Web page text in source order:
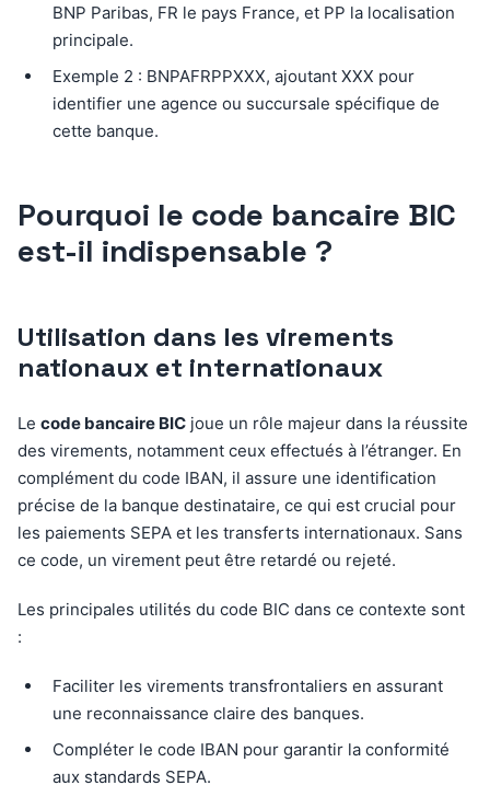
BNP Paribas, FR le pays France, et PP la localisation
principale.
Exemple 2 : BNPAFRPPXXX, ajoutant XXX pour
identifier une agence ou succursale spécifique de
cette banque.
Pourquoi le code bancaire BIC
est-il indispensable ?
Utilisation dans les virements
nationaux et internationaux
Le code bancaire BIC joue un rôle majeur dans la réussite
des virements, notamment ceux effectués à l’étranger. En
complément du code IBAN, il assure une identification
précise de la banque destinataire, ce qui est crucial pour
les paiements SEPA et les transferts internationaux. Sans
ce code, un virement peut être retardé ou rejeté.
Les principales utilités du code BIC dans ce contexte sont
:
Faciliter les virements transfrontaliers en assurant
une reconnaissance claire des banques.
Compléter le code IBAN pour garantir la conformité
aux standards SEPA.